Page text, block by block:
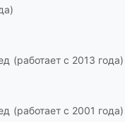
(работает с 2013 года)
(работает с 2001 года)